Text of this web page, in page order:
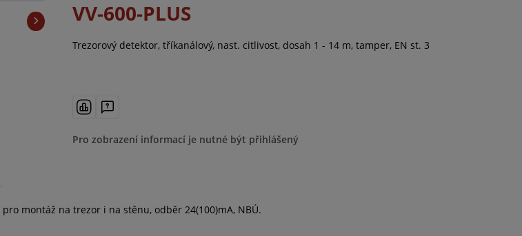
VV-600-PLUS
Trezorový detektor, tříkanálový, nast. citlivost, dosah 1 - 14 m, tamper, EN st. 3
Pro zobrazení informací je nutné být přihlášený
montáž na trezor i na stěnu, odběr 24(100)mA, NBÚ.